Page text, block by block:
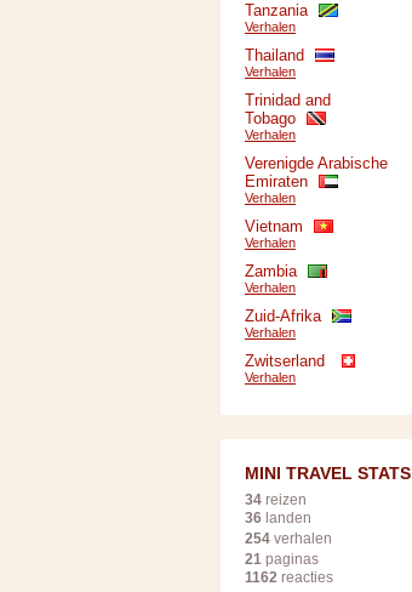
Tanzania
Verhalen
Thailand
Verhalen
Trinidad and
Tobago
Verhalen
Verenigde Arabische
Emiraten
Verhalen
Vietnam
Verhalen
Zambia
Verhalen
Zuid-Afrika
Verhalen
Zwitserland
Verhalen
MINI TRAVEL STATS
34 reizen
36 landen
254 verhalen
21 paginas
1162 reacties